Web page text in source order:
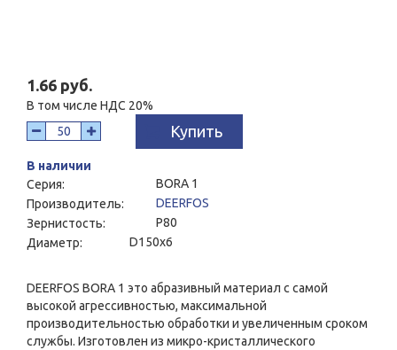
1.66 руб.
В том числе НДС 20%
Купить
В наличии
Серия:
BORA 1
Производитель:
DEERFOS
Зернистость:
P80
Диаметр:
D150x6
DEERFOS BORA 1 это абразивный материал с самой
высокой агрессивностью, максимальной
производительностью обработки и увеличенным сроком
службы. Изготовлен из микро-кристаллического